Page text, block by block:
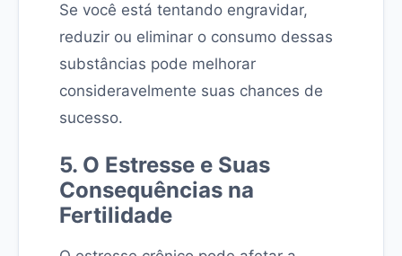
Se você está tentando engravidar,
reduzir ou eliminar o consumo dessas
substâncias pode melhorar
consideravelmente suas chances de
sucesso.
5. O Estresse e Suas
Consequências na
Fertilidade